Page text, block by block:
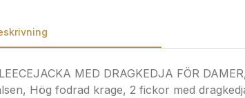
MED DRAGKEDJA FÖR
Hög fodrad krage, 2 fickor med